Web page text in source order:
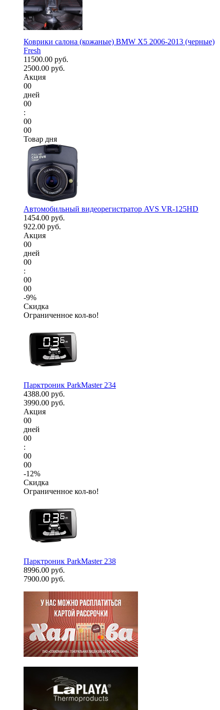
Коврики салона (кожаные) BMW X5 2006-2013 (черные)
Fresh
11500.00 руб.
2500.00 руб.
Акция
00
дней
00
:
00
00
Товар дня
Автомобильный видеорегистратор AVS VR-125HD
1454.00 руб.
922.00 руб.
Акция
00
дней
00
:
00
00
-9%
Скидка
Ограниченное кол-во!
Парктроник ParkMaster 234
4388.00 руб.
3990.00 руб.
Акция
00
дней
00
:
00
00
-12%
Скидка
Ограниченное кол-во!
Парктроник ParkMaster 238
8996.00 руб.
7900.00 руб.